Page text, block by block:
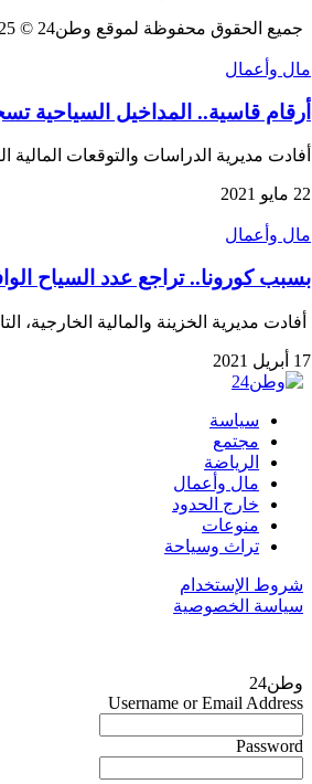
جميع الحقوق محفوظة لموقع وطن24 © 2025
مال وأعمال
أرقام قاسية.. المداخيل السياحية تسجل خسائر بـ
أفادت مديرية الدراسات والتوقعات المالية
22 مايو 2021
مال وأعمال
بسبب كورونا.. تراجع عدد السياح
أفادت مديرية الخزينة والمالية الخارجية،
17 أبريل 2021
سياسة
مجتمع
الرياضة
مال وأعمال
خارج الحدود
منوعات
تراث وسياحة
شروط الإستخدام
سياسة الخصوصية
وطن24
Username or Email Address
Password